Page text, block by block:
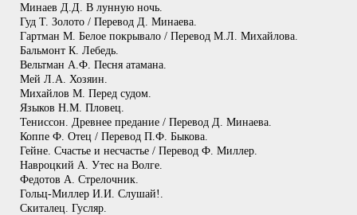
Минаев Д.Д. В лунную ночь.
Гуд Т. Золото / Перевод Д. Минаева.
Гартман М. Белое покрывало / Перевод М.Л. Михайлова.
Бальмонт К. Лебедь.
Вельтман А.Ф. Песня атамана.
Мей Л.А. Хозяин.
Михайлов М. Перед судом.
Языков Н.М. Пловец.
Тениссон. Древнее предание / Перевод Д. Минаева.
Коппе Ф. Отец / Перевод П.Ф. Быкова.
Гейне. Счастье и несчастье / Перевод Ф. Миллер.
Навроцкий А. Утес на Волге.
Федотов А. Стрелочник.
Гольц-Миллер И.И. Слушай!.
Скиталец. Гусляр.